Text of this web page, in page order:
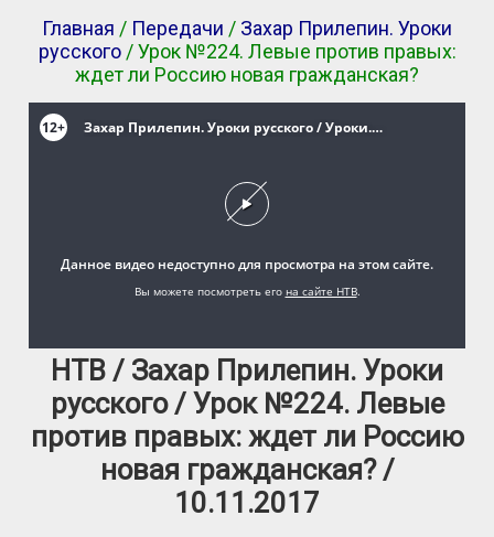
Главная / Передачи / Захар Прилепин. Уроки
русского/ Урок №224. Левые против правых:
ждет ли Россию новая гражданская?
НТВ / Захар Прилепин. Уроки
русского / Урок №224. Левые
против правых: ждет ли Россию
новая гражданская? /
10.11.2017